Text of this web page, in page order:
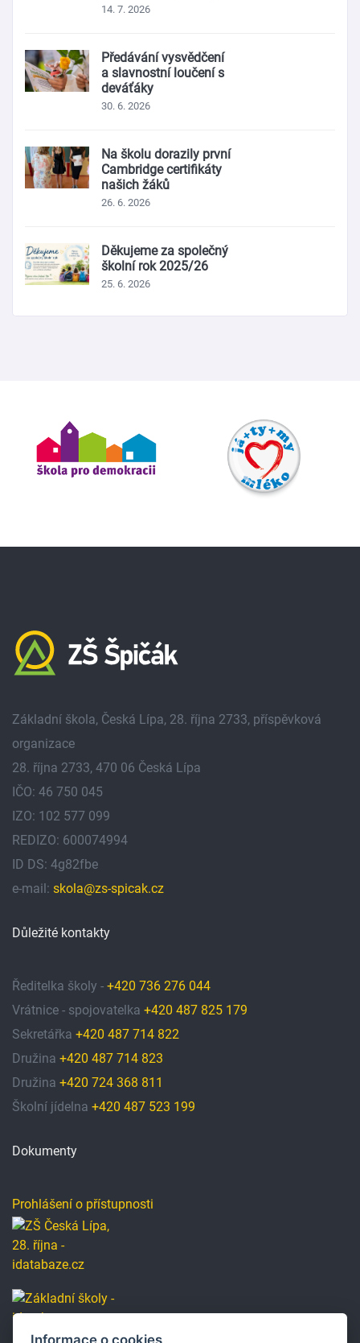
14. 7. 2026
Předávání vysvědčení
a slavnostní loučení s
deváťáky
30. 6. 2026
Na školu dorazily první
Cambridge certifikáty
našich žáků
26. 6. 2026
Děkujeme za společný
školní rok 2025/26
25. 6. 2026
Základní škola, Česká Lípa, 28. října 2733, příspěvková
organizace
28. října 2733, 470 06 Česká Lípa
IČO: 46 750 045
IZO: 102 577 099
REDIZO: 600074994
ID DS: 4g82fbe
e-mail: skola@zs-spicak.cz
Důležité kontakty
Ředitelka školy - +420 736 276 044
Vrátnice - spojovatelka +420 487 825 179
Sekretářka +420 487 714 822
Družina +420 487 714 823
Družina +420 724 368 811
Školní jídelna +420 487 523 199
Dokumenty
Prohlášení o přístupnosti
Informace o cookies